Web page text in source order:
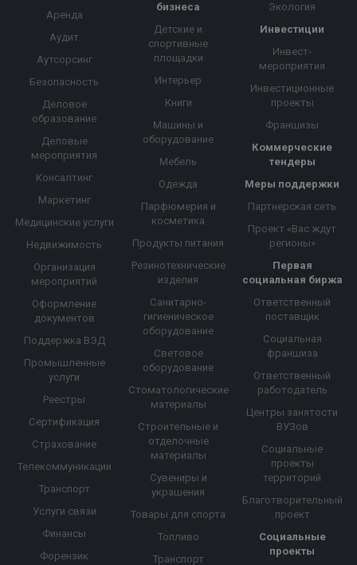
Аренда
Аудит
Аутсорсинг
Безопасность
Деловое
образование
Деловые
мероприятия
Консалтинг
Маркетинг
Медицинские услуги
Недвижимость
Организация
мероприятий
Оформление
документов
Поддержка ВЭД
Промышленные
услуги
Реестры
Сертификация
Страхование
Телекоммуникации
Транспорт
Услуги связи
Финансы
Форензик
бизнеса
Детские и
спортивные
площадки
Интерьер
Книги
Машины и
оборудование
Мебель
Одежда
Парфюмерия и
косметика
Продукты питания
Резинотехнические
изделия
Санитарно-
гигиеническое
оборудование
Световое
оборудование
Стоматологические
материалы
Строительные и
отделочные
материалы
Сувениры и
украшения
Товары для спорта
Топливо
Транспорт
Экология
Инвестиции
Инвест-
мероприятия
Инвестиционные
проекты
Франшизы
Коммерческие
тендеры
Меры поддержки
Партнерская сеть
Проект «Вас ждут
регионы»
Первая
социальная биржа
Ответственный
поставщик
Социальная
франшиза
Ответственный
работодатель
Центры занятости
ВУЗов
Социальные
проекты
территорий
Благотворительный
проект
Социальные
проекты